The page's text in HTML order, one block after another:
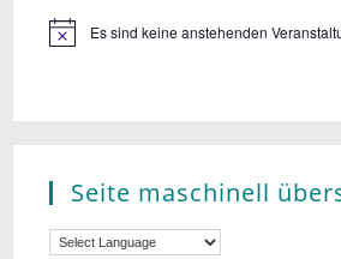
Es sind keine anstehenden
Seite maschinell